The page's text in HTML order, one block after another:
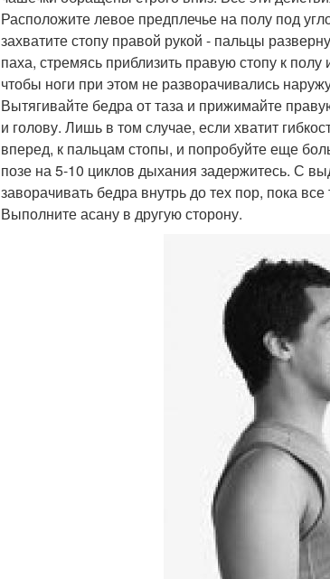
Расположите левое предплечье на полу под
захватите стопу правой рукой - пальцы
паха, стремясь приблизить правую стопу к
чтобы ноги при этом не разворачивались
Вытягивайте бедра от таза и прижимайте
и голову. Лишь в том случае, если хватит
вперед, к пальцам стопы, и попробуйте еще
позе на 5-10 циклов дыхания задержитесь. С
заворачивать бедра внутрь до тех пор, пока
Выполните асану в другую сторону.